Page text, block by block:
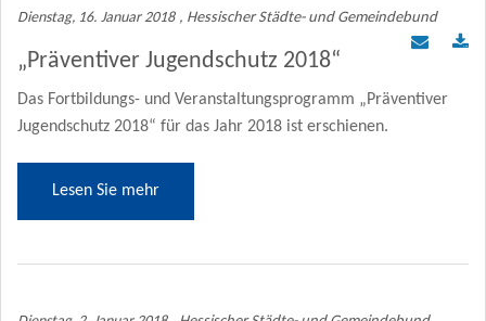
Dienstag, 16. Januar 2018 , Hessischer Städte- und Gemeindebund
„Präventiver Jugendschutz 2018“
Das Fortbildungs- und Veranstaltungsprogramm „Präventiver
Jugendschutz 2018“ für das Jahr 2018 ist erschienen.
Lesen Sie mehr